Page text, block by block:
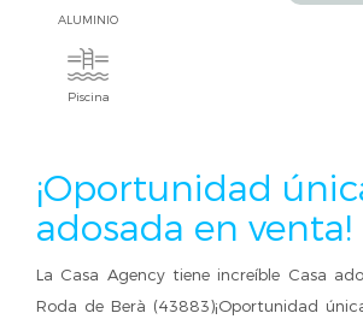
ALUMINIO
Piscina
¡Oportunidad
adosada en venta!
La Casa Agency tiene increíble Casa
Roda de Berà (43883)¡Oportunidad